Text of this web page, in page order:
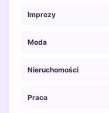
Imprezy
Moda
Nieruchomości
Praca